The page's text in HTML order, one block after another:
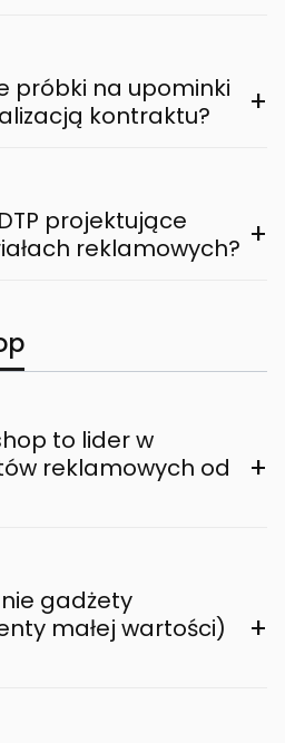
próbki na upominki
kontraktu?
+
projektujące
reklamowych? +
to lider w
reklamowych od
+
gadżety
małej wartości)
+